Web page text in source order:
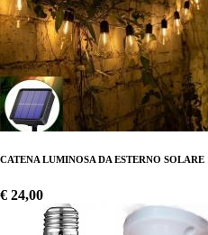
CATENA LUMINOSA DA ESTERNO SOLARE
€ 24,00